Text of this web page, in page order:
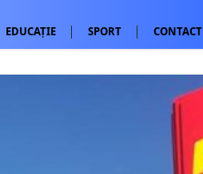
EDUCAȚIE SPORT CONTACT